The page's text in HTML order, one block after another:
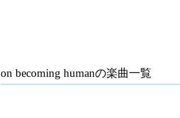
on becoming humanの楽曲一覧